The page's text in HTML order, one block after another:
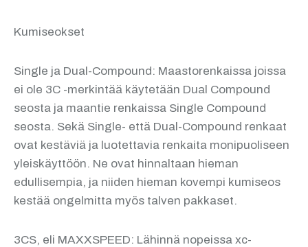
Kumiseokset
Single ja Dual-Compound: Maastorenkaissa joissa
ei ole 3C -merkintää käytetään Dual Compound
seosta ja maantie renkaissa Single Compound
seosta. Sekä Single- että Dual-Compound renkaat
ovat kestäviä ja luotettavia renkaita monipuoliseen
yleiskäyttöön. Ne ovat hinnaltaan hieman
edullisempia, ja niiden hieman kovempi kumiseos
kestää ongelmitta myös talven pakkaset.
3CS, eli MAXXSPEED: Lähinnä nopeissa xc-